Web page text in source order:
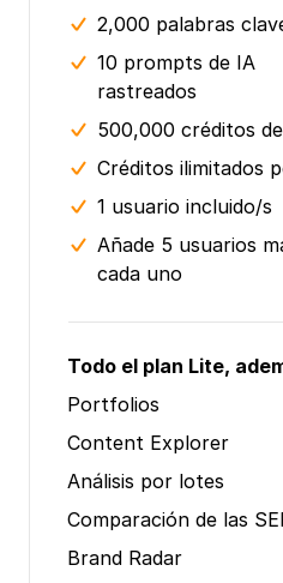
2,000 palabras
10 prompts de IA
rastreados
500,000 créditos
Créditos ilimitados
1 usuario incluido/s
Añade 5 usuarios
cada uno
Todo el plan Lite,
Portfolios
Content Explorer
Análisis por lotes
Comparación de las
Brand Radar